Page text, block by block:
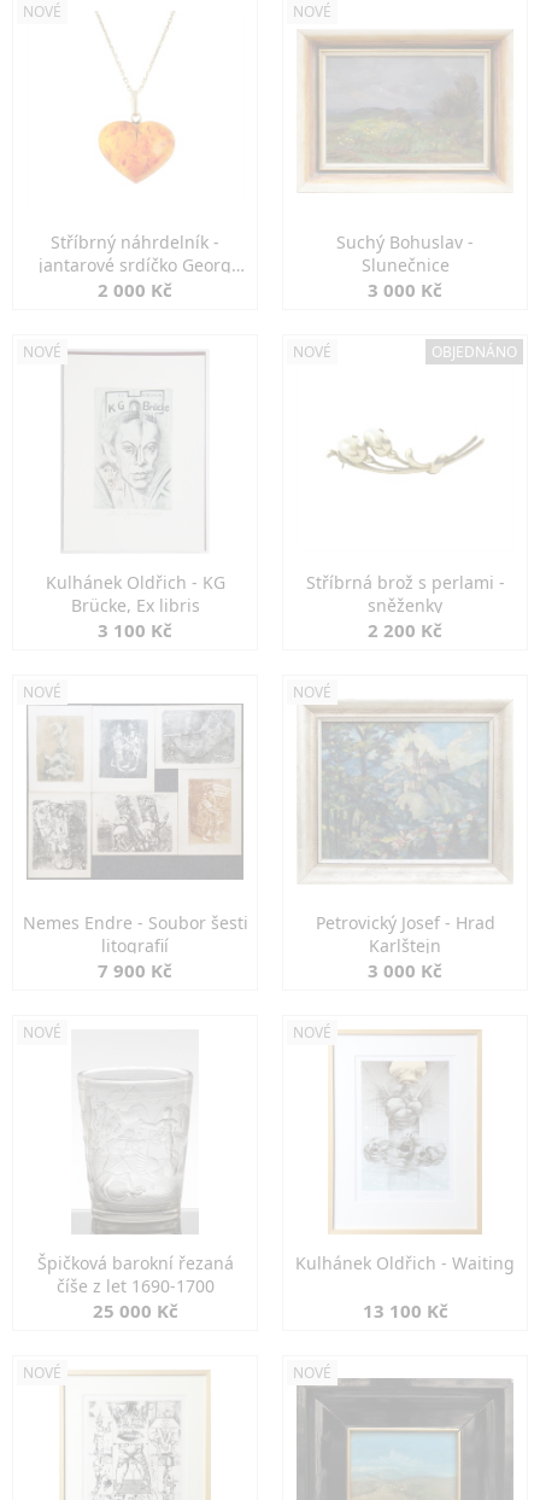
NOVÉ
Stříbrný náhrdelník -
jantarové srdíčko Georg
Kramer
2 000 Kč
NOVÉ
Suchý Bohuslav -
Slunečnice
3 000 Kč
NOVÉ
Kulhánek Oldřich - KG
Brücke, Ex libris
3 100 Kč
NOVÉ OBJEDNÁNO
Stříbrná brož s perlami -
sněženky
2 200 Kč
NOVÉ
Nemes Endre - Soubor šesti
litografií
7 900 Kč
NOVÉ
Petrovický Josef - Hrad
Karlštejn
3 000 Kč
NOVÉ
Špičková barokní řezaná
číše z let 1690-1700
25 000 Kč
NOVÉ
Kulhánek Oldřich - Waiting
13 100 Kč
NOVÉ NOVÉ